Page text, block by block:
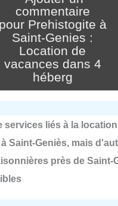
commentaire
pour Prehistogite à
Saint-Genies :
Location de
vacances dans 4
héberg
services liés à la location
Saint-Geniès, mais
près de Saint-